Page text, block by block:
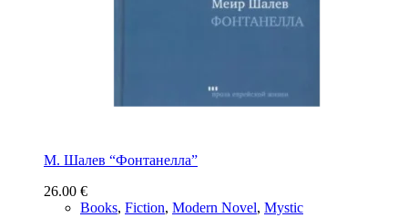
М. Шалев “Фонтанелла”
26.00 €
Books, Fiction, Modern Novel, Mystic